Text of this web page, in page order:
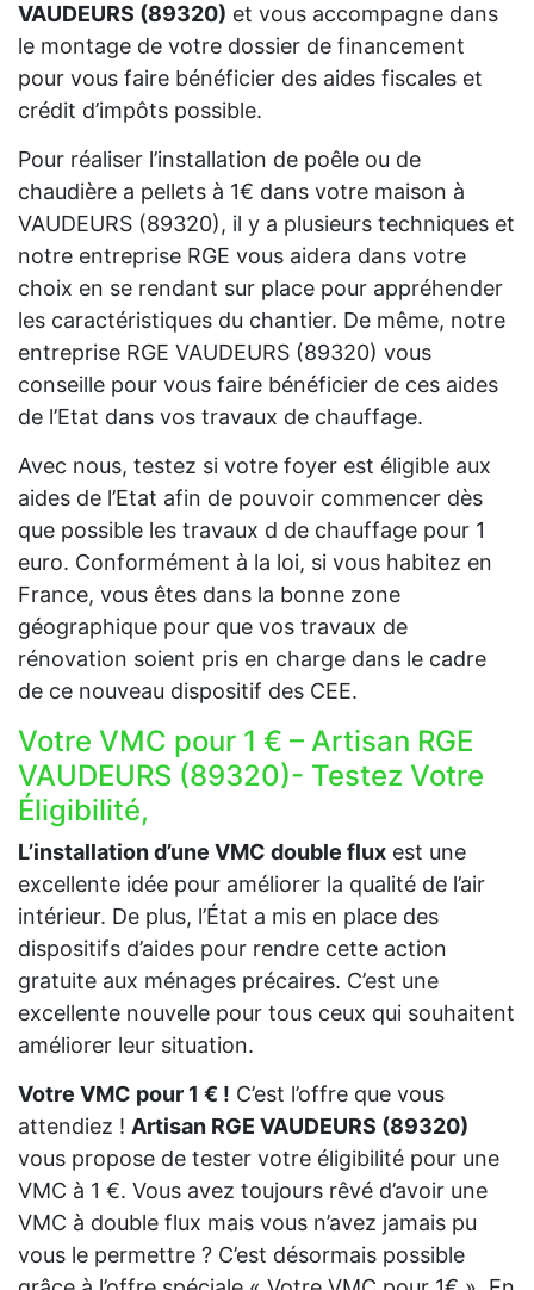
VAUDEURS (89320) et vous accompagne dans
le montage de votre dossier de financement
pour vous faire bénéficier des aides fiscales et
crédit d’impôts possible.
Pour réaliser l’installation de poêle ou de
chaudière a pellets à 1€ dans votre maison à
VAUDEURS (89320), il y a plusieurs techniques et
notre entreprise RGE vous aidera dans votre
choix en se rendant sur place pour appréhender
les caractéristiques du chantier. De même, notre
entreprise RGE VAUDEURS (89320) vous
conseille pour vous faire bénéficier de ces aides
de l’Etat dans vos travaux de chauffage.
Avec nous, testez si votre foyer est éligible aux
aides de l’Etat afin de pouvoir commencer dès
que possible les travaux d de chauffage pour 1
euro. Conformément à la loi, si vous habitez en
France, vous êtes dans la bonne zone
géographique pour que vos travaux de
rénovation soient pris en charge dans le cadre
de ce nouveau dispositif des CEE.
Votre VMC pour 1 € – Artisan RGE
VAUDEURS (89320)- Testez Votre
Éligibilité,
L’installation d’une VMC double flux est une
excellente idée pour améliorer la qualité de l’air
intérieur. De plus, l’État a mis en place des
dispositifs d’aides pour rendre cette action
gratuite aux ménages précaires. C’est une
excellente nouvelle pour tous ceux qui souhaitent
améliorer leur situation.
Votre VMC pour 1 € ! C’est l’offre que vous
attendiez ! Artisan RGE VAUDEURS (89320)
vous propose de tester votre éligibilité pour une
VMC à 1 €. Vous avez toujours rêvé d’avoir une
VMC à double flux mais vous n’avez jamais pu
vous le permettre ? C’est désormais possible